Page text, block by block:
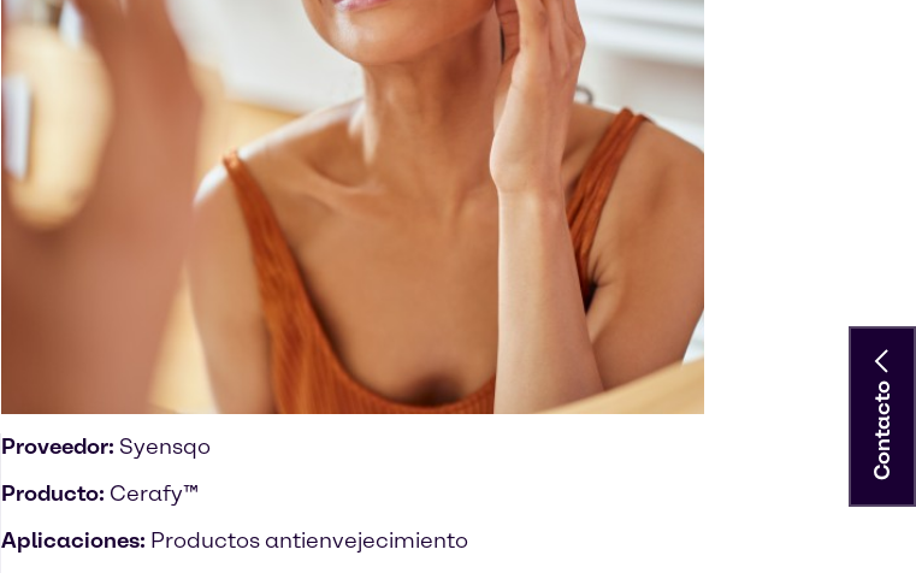
Proveedor: Syensqo
Producto: Cerafy™
Aplicaciones: Productos antienvejecimiento
Contacto